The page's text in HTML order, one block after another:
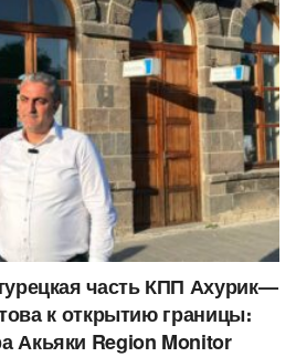
часть КПП Ахурик—
к открытию границы։
Акьяки Region Monitor